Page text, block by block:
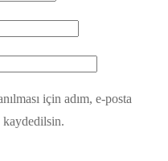
için adım, e-posta
kaydedilsin.